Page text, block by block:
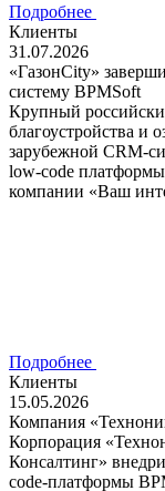
Подробнее
Клиенты
31.07.2026
«ГазонCity»
систему BPMSoft
Крупный
благоустройства и
зарубежной CRM-
low-code
компании «Ваш
Подробнее
Клиенты
15.05.2026
Компания
Корпорация
Консалтинг»
code-платформы